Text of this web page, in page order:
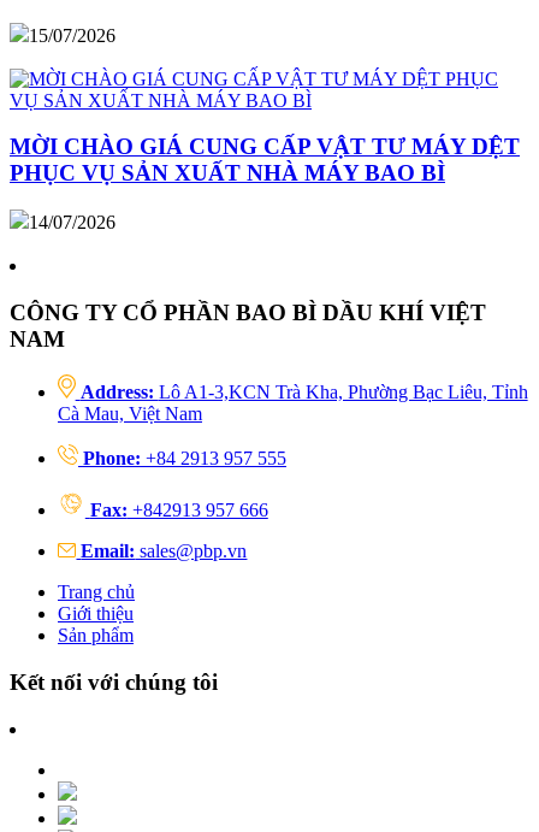
15/07/2026
MỜI CHÀO GIÁ CUNG CẤP VẬT TƯ MÁY DỆT
PHỤC VỤ SẢN XUẤT NHÀ MÁY BAO BÌ
14/07/2026
CÔNG TY CỔ PHẦN BAO BÌ DẦU KHÍ VIỆT
NAM
Address: Lô A1-3,KCN Trà Kha, Phường Bạc Liêu, Tỉnh
Cà Mau, Việt Nam
Phone: +84 2913 957 555
Fax: +842913 957 666
Email: sales@pbp.vn
Trang chủ
Giới thiệu
Sản phẩm
Kết nối với chúng tôi